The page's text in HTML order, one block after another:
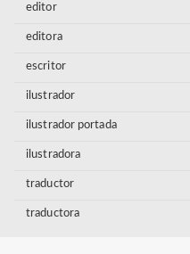
editor
editora
escritor
ilustrador
ilustrador portada
ilustradora
traductor
traductora